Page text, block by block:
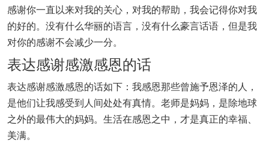
感谢你一直以来对我的关心，对我的帮助，我会记得你对我
的好的。没有什么华丽的语言，没有什么豪言话语，但是我
对你的感谢不会减少一分。
表达感谢感激感恩的话
表达感谢感激感恩的话如下：我感恩那些曾施予恩泽的人，
是他们让我感受到人间处处有真情。老师是妈妈，是除地球
之外的最伟大的妈妈。生活在感恩之中，才是真正的幸福、
美满。